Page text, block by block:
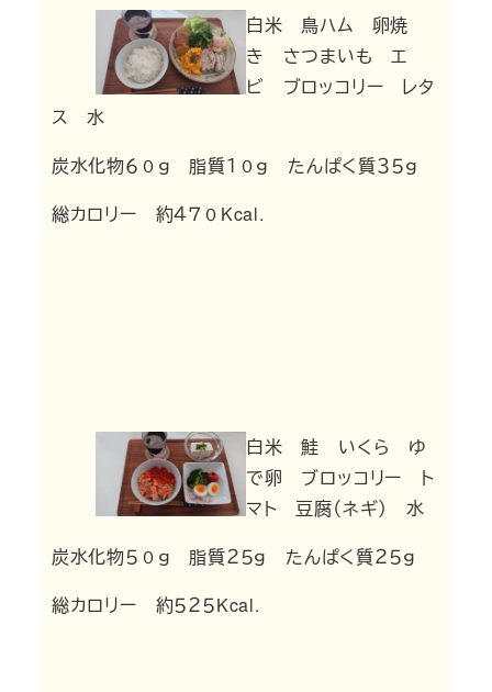
白米 鳥ハム 卵焼
き さつまいも エ
ビ ブロッコリー レタ
ス 水
炭水化物６０ｇ 脂質１０ｇ たんぱく質３５ｇ
総カロリー 約４７０Kcal.
白米 鮭 いくら ゆ
で卵 ブロッコリー ト
マト 豆腐（ネギ） 水
炭水化物５０ｇ 脂質２５ｇ たんぱく質２５ｇ
総カロリー 約５２５Kcal.